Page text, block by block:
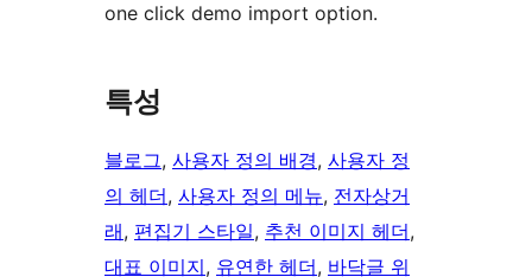
one click demo import option.
특성
블로그, 사용자 정의 배경, 사용자 정
의 헤더, 사용자 정의 메뉴, 전자상거
래, 편집기 스타일, 추천 이미지 헤더
대표 이미지, 유연한 헤더, 바닥글 위